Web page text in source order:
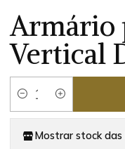
Armário
Vertical
Quantity
Mostrar stock das